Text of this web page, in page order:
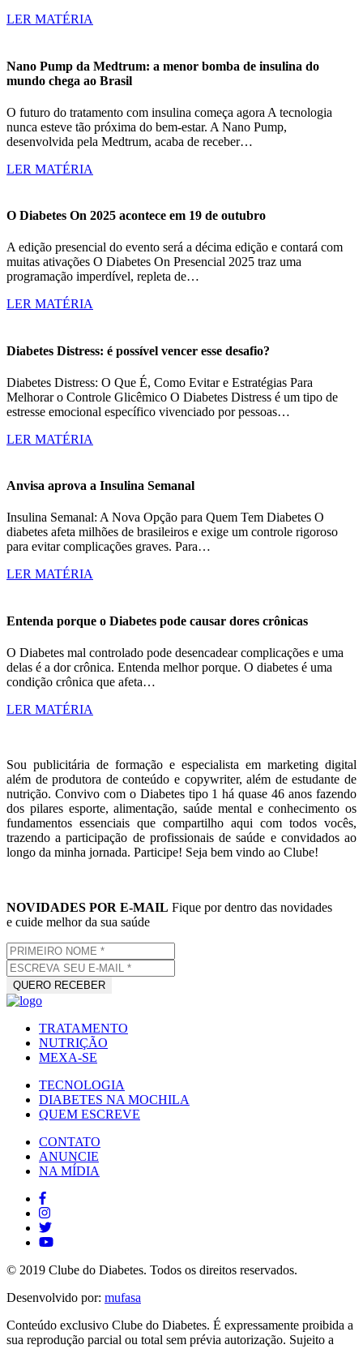
LER MATÉRIA
Nano Pump da Medtrum: a menor bomba de insulina do
mundo chega ao Brasil
O futuro do tratamento com insulina começa agora A tecnologia
nunca esteve tão próxima do bem-estar. A Nano Pump,
desenvolvida pela Medtrum, acaba de receber…
LER MATÉRIA
O Diabetes On 2025 acontece em 19 de outubro
A edição presencial do evento será a décima edição e contará com
muitas ativações O Diabetes On Presencial 2025 traz uma
programação imperdível, repleta de…
LER MATÉRIA
Diabetes Distress: é possível vencer esse desafio?
Diabetes Distress: O Que É, Como Evitar e Estratégias Para
Melhorar o Controle Glicêmico O Diabetes Distress é um tipo de
estresse emocional específico vivenciado por pessoas…
LER MATÉRIA
Anvisa aprova a Insulina Semanal
Insulina Semanal: A Nova Opção para Quem Tem Diabetes O
diabetes afeta milhões de brasileiros e exige um controle rigoroso
para evitar complicações graves. Para…
LER MATÉRIA
Entenda porque o Diabetes pode causar dores crônicas
O Diabetes mal controlado pode desencadear complicações e uma
delas é a dor crônica. Entenda melhor porque. O diabetes é uma
condição crônica que afeta…
LER MATÉRIA
Sou publicitária de formação e especialista em marketing digital
além de produtora de conteúdo e copywriter, além de estudante de
nutrição. Convivo com o Diabetes tipo 1 há quase 46 anos fazendo
dos pilares esporte, alimentação, saúde mental e conhecimento os
fundamentos essenciais que compartilho aqui com todos vocês,
trazendo a participação de profissionais de saúde e convidados ao
longo da minha jornada. Participe! Seja bem vindo ao Clube!
NOVIDADES POR E-MAIL Fique por dentro das novidades
e cuide melhor da sua saúde
TRATAMENTO
NUTRIÇÃO
MEXA-SE
TECNOLOGIA
DIABETES NA MOCHILA
QUEM ESCREVE
CONTATO
ANUNCIE
NA MÍDIA
© 2019 Clube do Diabetes. Todos os direitos reservados.
Desenvolvido por: mufasa
Conteúdo exclusivo Clube do Diabetes. É expressamente proibida a
sua reprodução parcial ou total sem prévia autorização. Sujeito a